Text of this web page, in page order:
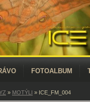
FOTOALBUM
» MOTÝLI » ICE_FM_004